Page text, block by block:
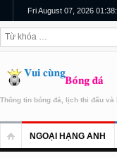
Fri August 07, 2026
Thông tin bóng đá, lịch thi đấu và
NGOẠI HẠNG ANH